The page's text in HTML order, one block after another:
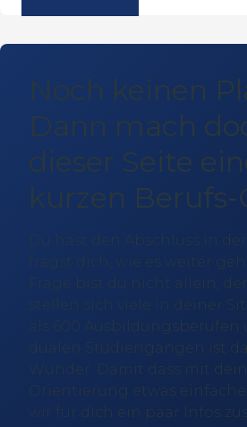
Noch keinen
Dann mach
dieser Seite
kurzen Berufs-
Du hast den Abschluss in der
fragst dich, wie es weiter
Frage bist du nicht allein,
stellen sich viele in deiner
als 600 Ausbildungsberufen
dualen Studiengängen ist
Wunder. Damit dass mit
Orientierung etwas
wir für dich ein paar Infos